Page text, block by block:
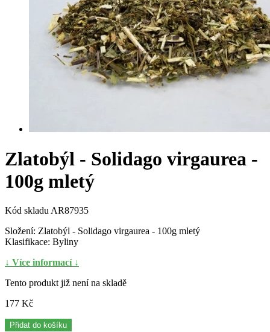
Zlatobýl - Solidago virgaurea -
100g mletý
Kód skladu AR87935
Složení: Zlatobýl - Solidago virgaurea - 100g mletý
Klasifikace: Byliny
↓ Více informací ↓
Tento produkt již není na skladě
177 Kč
Přidat do košíku